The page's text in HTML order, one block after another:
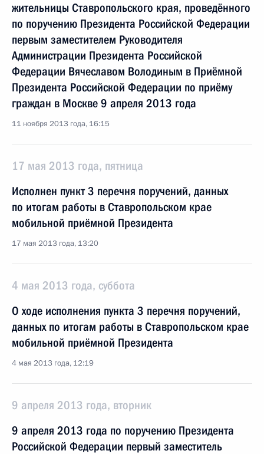
жительницы Ставропольского края, проведённого
по поручению Президента Российской Федерации
первым заместителем Руководителя
Администрации Президента Российской
Федерации Вячеславом Володиным в Приёмной
Президента Российской Федерации по приёму
граждан в Москве 9 апреля 2013 года
11 ноября 2013 года, 16:15
17 мая 2013 года, пятница
Исполнен пункт 3 перечня поручений, данных
по итогам работы в Ставропольском крае
мобильной приёмной Президента
17 мая 2013 года, 13:20
4 мая 2013 года, суббота
О ходе исполнения пункта 3 перечня поручений,
данных по итогам работы в Ставропольском крае
мобильной приёмной Президента
4 мая 2013 года, 12:19
9 апреля 2013 года, вторник
9 апреля 2013 года по поручению Президента
Российской Федерации первый заместитель